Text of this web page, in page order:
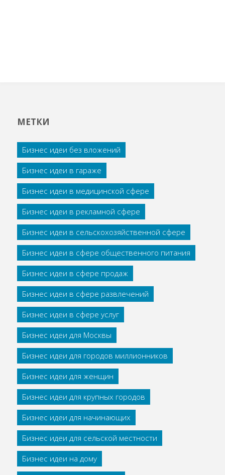
МЕТКИ
Бизнес идеи без вложений
Бизнес идеи в гараже
Бизнес идеи в медицинской сфере
Бизнес идеи в рекламной сфере
Бизнес идеи в сельскохозяйственной сфере
Бизнес идеи в сфере общественного питания
Бизнес идеи в сфере продаж
Бизнес идеи в сфере развлечений
Бизнес идеи в сфере услуг
Бизнес идеи для Москвы
Бизнес идеи для городов миллионников
Бизнес идеи для женщин
Бизнес идеи для крупных городов
Бизнес идеи для начинающих
Бизнес идеи для сельской местности
Бизнес идеи на дому